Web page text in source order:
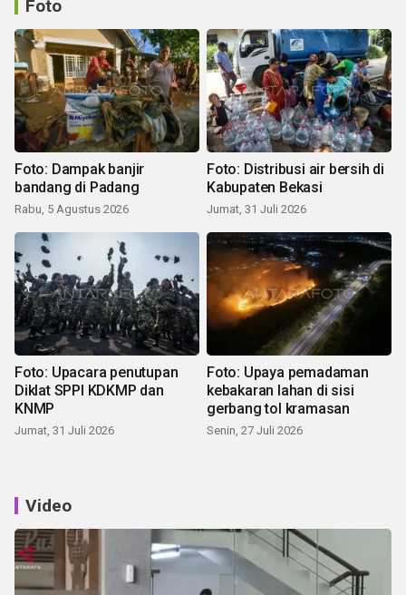
Foto
Foto: Dampak banjir
bandang di Padang
Rabu, 5 Agustus 2026
Foto: Distribusi air bersih di
Kabupaten Bekasi
Jumat, 31 Juli 2026
Foto: Upacara penutupan
Diklat SPPI KDKMP dan
KNMP
Jumat, 31 Juli 2026
Foto: Upaya pemadaman
kebakaran lahan di sisi
gerbang tol kramasan
Senin, 27 Juli 2026
Video